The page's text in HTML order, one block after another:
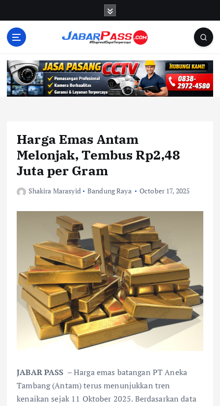
Harga Emas Antam
Melonjak, Tembus Rp2,48
Juta per Gram
Shakira Marasyid Bandung Raya October 17, 2025
JABAR PASS – Harga emas batangan PT Aneka
Tambang (Antam) terus menunjukkan tren
kenaikan sejak 11 Oktober 2025. Berdasarkan data